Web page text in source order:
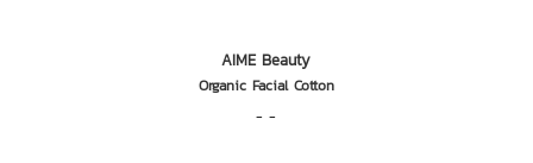
AIME Beauty
Organic Facial Cotton
- -